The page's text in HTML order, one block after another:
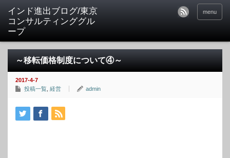
インド進出ブログ/東京
コンサルティンググル
ープ
menu
～移転価格制度について④～
2017-4-7
投稿一覧 経営 admin